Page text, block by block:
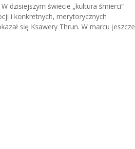
dzisiejszym świecie „kultura śmierci”
i konkretnych, merytorycznych
się Ksawery Thrun. W marcu jeszcze